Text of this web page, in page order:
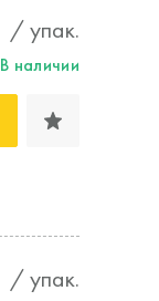
/ упак.
В наличии
/ упак.